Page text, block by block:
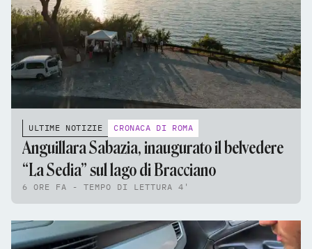
ULTIME NOTIZIE CRONACA DI ROMA
Anguillara Sabazia, inaugurato il belvedere
“La Sedia” sul lago di Bracciano
6 ORE FA - TEMPO DI LETTURA 4'